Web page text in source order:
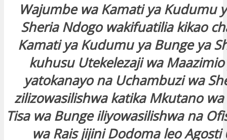
Wajumbe wa Kamati ya Kudumu
Sheria Ndogo wakifuatilia kikao
Kamati ya Kudumu ya Bunge ya
kuhusu Utekelezaji wa
yatokanayo na Uchambuzi wa
zilizowasilishwa katika Mkutano
Tisa wa Bunge iliyowasilishwa na
wa Rais jijini Dodoma leo Agosti